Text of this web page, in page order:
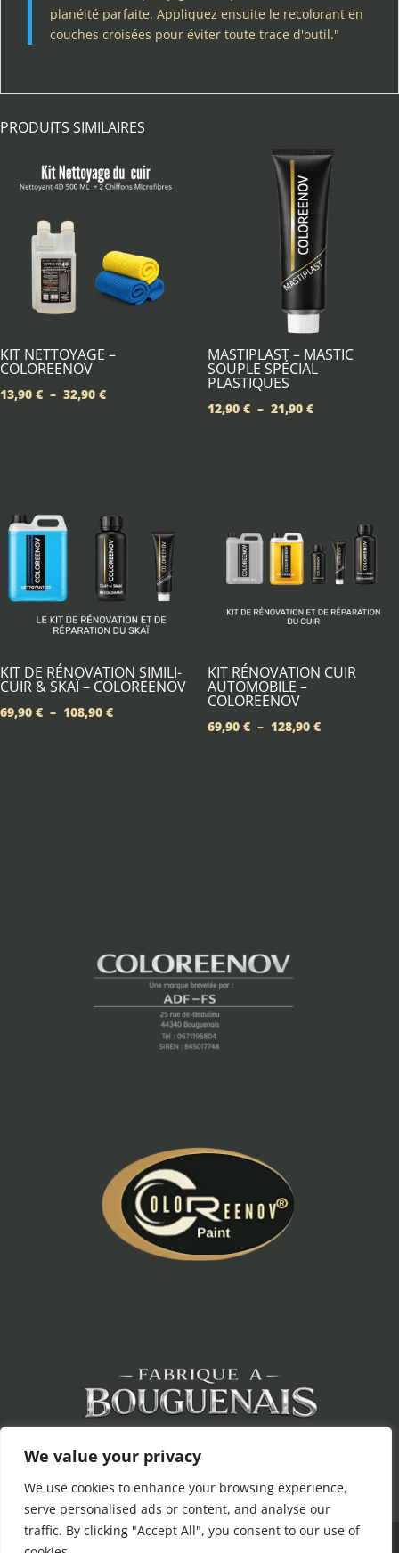
We value your privacy
We use cookies to enhance your browsing experience,
serve personalised ads or content, and analyse our
traffic. By clicking "Accept All", you consent to our use of
planéité parfaite. Appliquez ensuite le recolorant en
couches croisées pour éviter toute trace d'outil."
PRODUITS SIMILAIRES
KIT NETTOYAGE –
COLOREENOV
13,90 € – 32,90 €Plage
MASTIPLAST – MASTIC
SOUPLE SPÉCIAL
PLASTIQUES
12,90 € – 21,90 €Plage
KIT DE RÉNOVATION SIMILI-
CUIR & SKAÏ – COLOREENOV
69,90 € – 108,90 €Plage
KIT RÉNOVATION CUIR
AUTOMOBILE –
COLOREENOV
69,90 € – 128,90 €Plage
©